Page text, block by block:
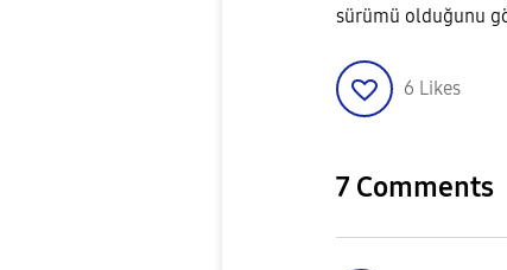
sürümü olduğunu
6 Likes
7 Comments